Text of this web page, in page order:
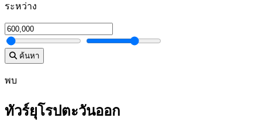
ระหว่าง
ค้นหา
พบ
ทัวร์ยุโรปตะวันออก